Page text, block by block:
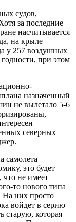
судов,
за последние
насчитывается
на крыле –
у 257 воздушных
при этом
назначенный
не вылетало 5-6
северных
самолета
это будет
что не имеет
то нового типа
На них просто
войдет в серию
старую, которая